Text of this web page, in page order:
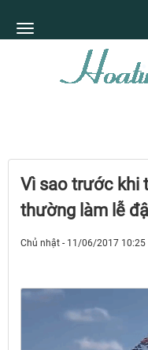
Vì sao trước khi
thường làm lễ
Chủ nhật - 11/06/2017 10:25